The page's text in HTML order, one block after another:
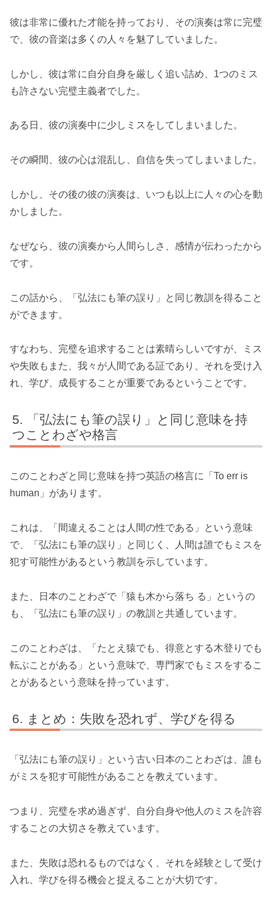
彼は非常に優れた才能を持っており、その演奏は常に完璧
で、彼の音楽は多くの人々を魅了していました。
しかし、彼は常に自分自身を厳しく追い詰め、1つのミス
も許さない完璧主義者でした。
ある日、彼の演奏中に少しミスをしてしまいました。
その瞬間、彼の心は混乱し、自信を失ってしまいました。
しかし、その後の彼の演奏は、いつも以上に人々の心を動
かしました。
なぜなら、彼の演奏から人間らしさ、感情が伝わったから
です。
この話から、「弘法にも筆の誤り」と同じ教訓を得ること
ができます。
すなわち、完璧を追求することは素晴らしいですが、ミス
や失敗もまた、我々が人間である証であり、それを受け入
れ、学び、成長することが重要であるということです。
「弘法にも筆の誤り」と同じ意味を持
つことわざや格言
このことわざと同じ意味を持つ英語の格言に「To err is
human」があります。
これは、「間違えることは人間の性である」という意味
で、「弘法にも筆の誤り」と同じく、人間は誰でもミスを
犯す可能性があるという教訓を示しています。
また、日本のことわざで「猿も木から落ち る」というの
も、「弘法にも筆の誤り」の教訓と共通しています。
このことわざは、「たとえ猿でも、得意とする木登りでも
転ぶことがある」という意味で、専門家でもミスをするこ
とがあるという意味を持っています。
まとめ：失敗を恐れず、学びを得る
「弘法にも筆の誤り」という古い日本のことわざは、誰も
がミスを犯す可能性があることを教えています。
つまり、完璧を求め過ぎず、自分自身や他人のミスを許容
することの大切さを教えています。
また、失敗は恐れるものではなく、それを経験として受け
入れ、学びを得る機会と捉えることが大切です。